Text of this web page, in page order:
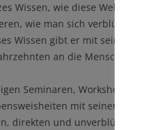
Wissen, wie diese Welt
wie man sich
Wissen gibt er mit seinem
an die Menschheit
Seminaren, Workshops,
mit seinem
direkten und unverblümten